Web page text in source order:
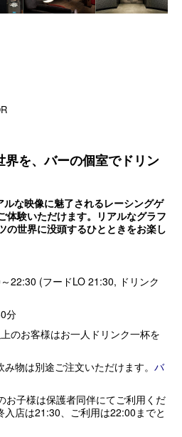
を、バーの個室でドリン
な映像に魅了されるレーシングゲ
体験いただけます。リアルなグラフ
の世界に没頭するひとときをお楽し
22:30 (フードLO 21:30, ドリンク
分
のお客様はお一人ドリンク一杯を
物は別途ご注文いただけます。 バ
お子様は保護者同伴にてご利用くだ
入店は21:30、ご利用は22:00までと